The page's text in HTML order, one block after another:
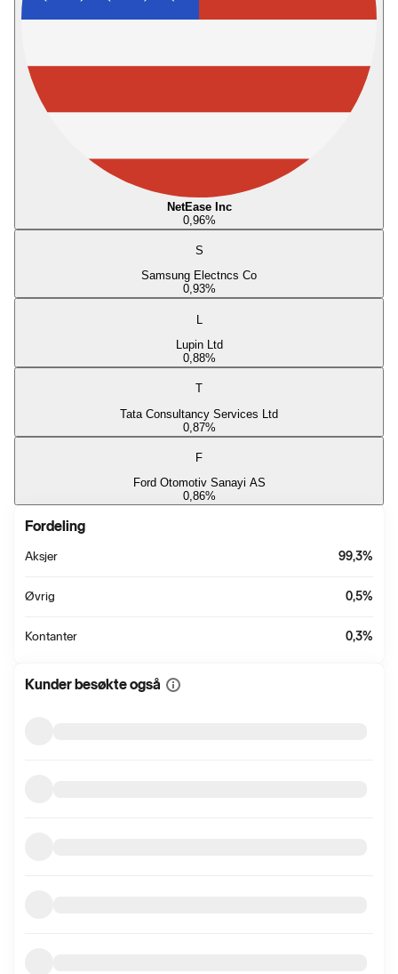
NetEase Inc
0,96%
S
Samsung Electncs Co
0,93%
L
Lupin Ltd
0,88%
T
Tata Consultancy Services Ltd
0,87%
F
Ford Otomotiv Sanayi AS
0,86%
Fordeling
Aksjer 99,3%
Øvrig 0,5%
Kontanter 0,3%
Kunder besøkte også Vis